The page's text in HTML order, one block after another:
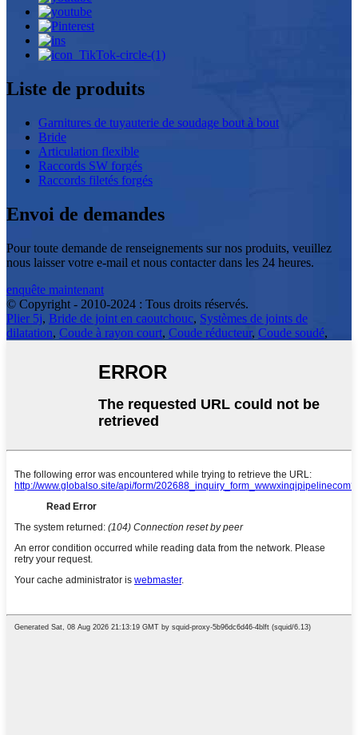
Liste de produits
Garnitures de tuyauterie de soudage bout à bout
Bride
Articulation flexible
Raccords SW forgés
Raccords filetés forgés
Envoi de demandes
Pour toute demande de renseignements sur nos produits, veuillez
nous laisser votre e-mail et nous contacter dans les 24 heures.
enquête maintenant
© Copyright - 2010-2024 : Tous droits réservés.
Plier 5j, Bride de joint en caoutchouc, Systèmes de joints de
dilatation, Coude à rayon court, Coude réducteur, Coude soudé,